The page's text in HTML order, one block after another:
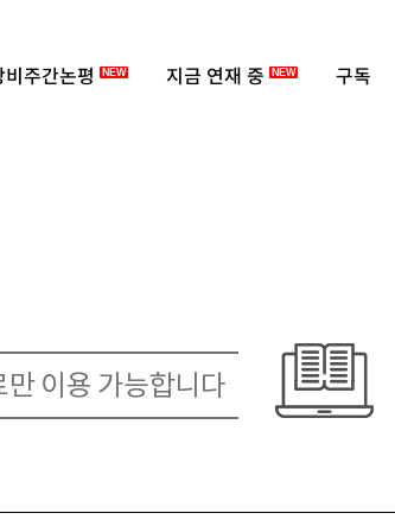
비주간논평 NEW 지금 연재 중 NEW 구독